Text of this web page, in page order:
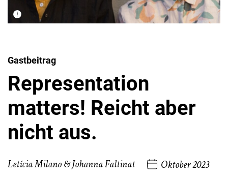
Gastbeitrag
Representation
matters! Reicht aber
nicht aus.
Letícia Milano & Johanna Faltinat Oktober 2023